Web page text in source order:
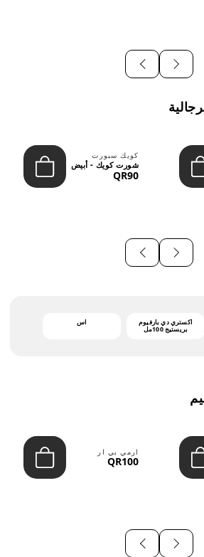
كويك سبورت
شورت كويك - أبيض
QR90
اكستري دي بارفيوم
بريستيج 100مل
اس
ارمي بي ار
QR100